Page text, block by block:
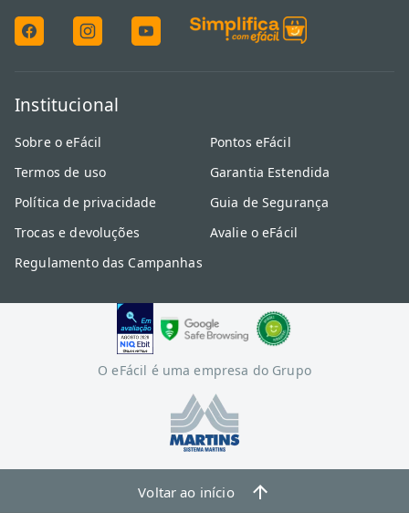
Institucional
Sobre o eFácil
Termos de uso
Política de privacidade
Trocas e devoluções
Regulamento das Campanhas
Pontos eFácil
Garantia Estendida
Guia de Segurança
Avalie o eFácil
O eFácil é uma empresa do Grupo
Voltar ao início